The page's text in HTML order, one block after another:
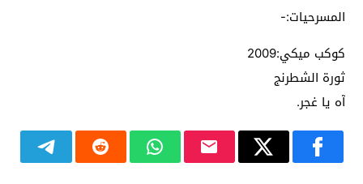
المسرحيات:-
كوكب ميكي:2009
ثورة الشطرنج
آه يا غجر.